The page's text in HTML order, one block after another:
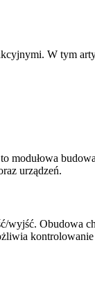
W tym
modułowa
urządzeń.
wyjść. Obudowa
kontrolowanie